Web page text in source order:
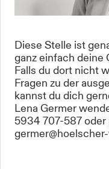
Diese Stelle ist
ganz einfach deine
Falls du dort nicht
Fragen zu der
kannst du dich
Lena Germer
5934 707-587 oder